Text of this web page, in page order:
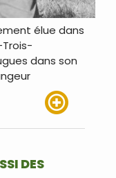
élue dans
dans son
DES